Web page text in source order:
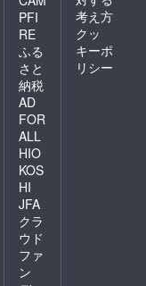
PFI
RE
ふる
さと
納税
AD
FOR
ALL
HIO
KOS
HI
JFA
クラ
ウド
ファ
ン
考え方
クッ
キーポ
リシー